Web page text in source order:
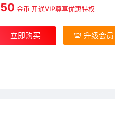
50 金币开通VIP尊享优惠特权
立即购买 升级会员